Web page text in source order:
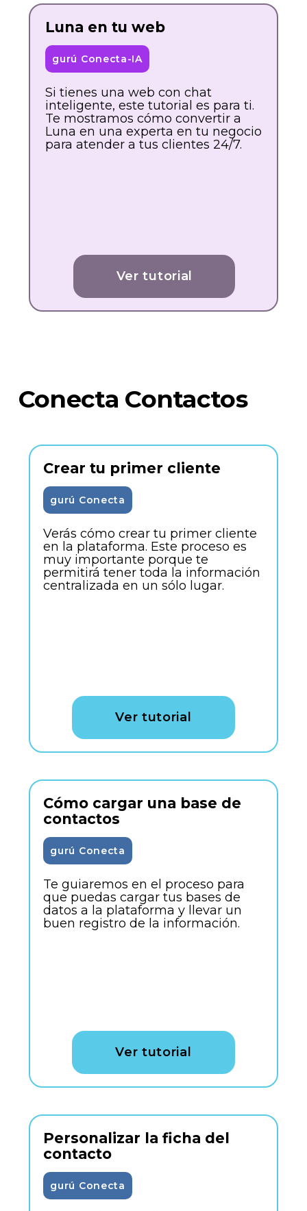
Luna en tu web
gurú Conecta-IA
Si tienes una web con chat
inteligente, este tutorial es para ti.
Te mostramos cómo convertir a
Luna en una experta en tu negocio
para atender a tus clientes 24/7.
Ver tutorial
Conecta Contactos
Crear tu primer cliente
gurú Conecta
Verás cómo crear tu primer cliente
en la plataforma. Este proceso es
muy importante porque te
permitirá tener toda la información
centralizada en un sólo lugar.
Ver tutorial
Cómo cargar una base de
contactos
gurú Conecta
Te guiaremos en el proceso para
que puedas cargar tus bases de
datos a la plataforma y llevar un
buen registro de la información.
Ver tutorial
Personalizar la ficha del
contacto
gurú Conecta